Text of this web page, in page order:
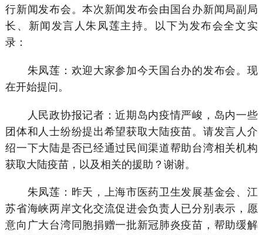
行新闻发布会。本次新闻发布会由国台办新闻局副局
长、新闻发言人朱凤莲主持。以下为发布会全文实
录：
朱凤莲：欢迎大家参加今天国台办的发布会。现
在开始提问。
人民政协报记者：近期岛内疫情严峻，岛内一些
团体和人士纷纷提出希望获取大陆疫苗。请发言人介
绍一下大陆是否已经通过民间渠道帮助台湾相关机构
获取大陆疫苗，以及相关的援助？谢谢。
朱凤莲：昨天，上海市医药卫生发展基金会、江
苏省海峡两岸文化交流促进会负责人已分别表示，愿
意向广大台湾同胞捐赠一批新冠肺炎疫苗，帮助缓解